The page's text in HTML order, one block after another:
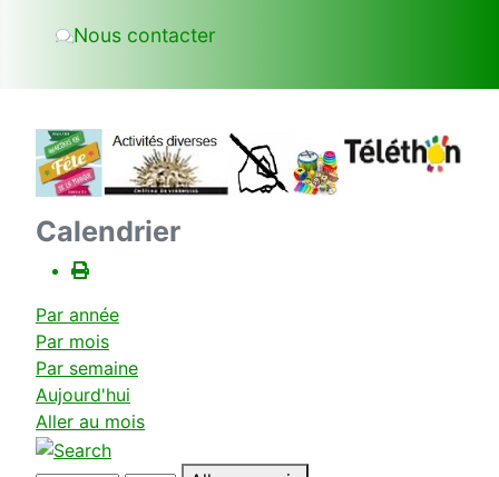
Nous contacter
Calendrier
Par année
Par mois
Par semaine
Aujourd'hui
Aller au mois